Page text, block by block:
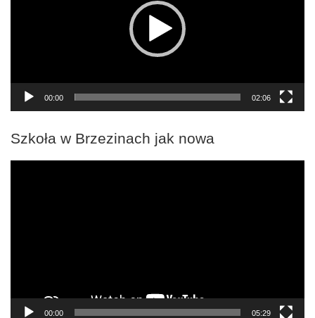
00:00 02:06
Szkoła w Brzezinach jak nowa
00:00 05:29